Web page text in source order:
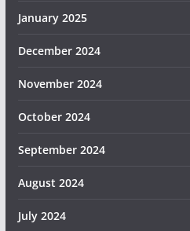
January 2025
December 2024
November 2024
October 2024
September 2024
August 2024
July 2024